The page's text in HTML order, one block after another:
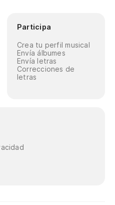
Participa
Crea tu perfil musical
Envía álbumes
Envía letras
Correcciones de
letras